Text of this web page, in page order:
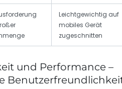
Leichtgewichtig auf
mobiles Gerät
zugeschnitten
und Performance –